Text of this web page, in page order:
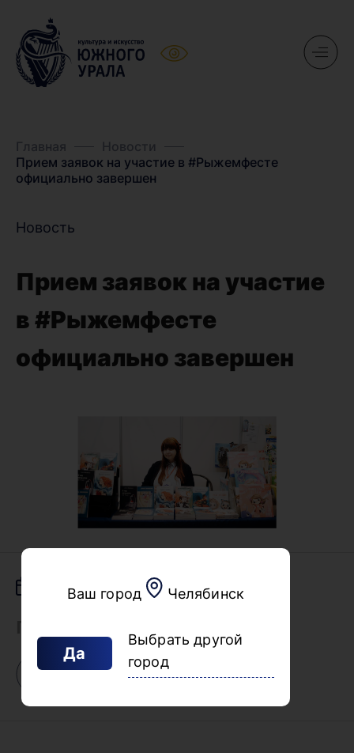
Ваш город Челябинск
Да
Выбрать другой
город
Главная
Новости
Прием заявок на участие в #Рыжемфесте
официально завершен
Новость
Прием заявок на участие
в #Рыжемфесте
официально завершен
03.06.2026